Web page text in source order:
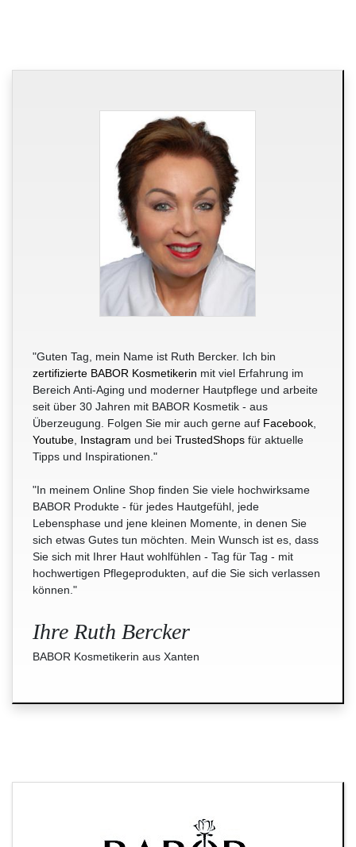
"Guten Tag, mein Name ist Ruth Bercker. Ich bin
zertifizierte BABOR Kosmetikerin mit viel Erfahrung im
Bereich Anti-Aging und moderner Hautpflege und arbeite
seit über 30 Jahren mit BABOR Kosmetik - aus
Überzeugung. Folgen Sie mir auch gerne auf Facebook
Youtube Instagram und bei TrustedShops für aktuelle
Tipps und Inspirationen."
"In meinem Online Shop finden Sie viele hochwirksame
BABOR Produkte - für jedes Hautgefühl, jede
Lebensphase und jene kleinen Momente, in denen Sie
sich etwas Gutes tun möchten. Mein Wunsch ist es, dass
Sie sich mit Ihrer Haut wohlfühlen - Tag für Tag - mit
hochwertigen Pflegeprodukten, auf die Sie sich verlassen
können."
Ihre Ruth Bercker
BABOR Kosmetikerin aus Xanten